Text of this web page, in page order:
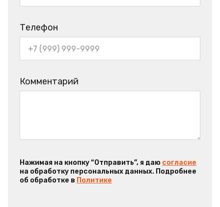
Телефон
Комментарий
Нажимая на кнопку “Отправить”, я даю согласие
на обработку персональных данных. Подробнее
об обработке в Политике